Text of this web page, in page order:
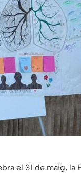
el 31 de maig, la